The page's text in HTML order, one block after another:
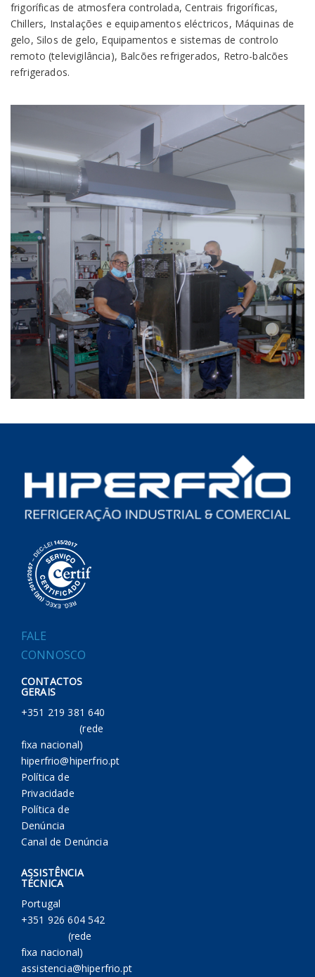
frigoríficas de atmosfera controlada, Centrais frigoríficas,
Chillers, Instalações e equipamentos eléctricos, Máquinas de
gelo, Silos de gelo, Equipamentos e sistemas de controlo
remoto (televigilância), Balcões refrigerados, Retro-balcões
refrigerados.
FALE
CONNOSCO
CONTACTOS
GERAIS
+351 219 381 640
(rede
fixa nacional)
hiperfrio@hiperfrio.pt
Política de
Privacidade
Política de
Denúncia
Canal de Denúncia
ASSISTÊNCIA
TÉCNICA
Portugal
+351 926 604 542
(rede
fixa nacional)
assistencia@hiperfrio.pt